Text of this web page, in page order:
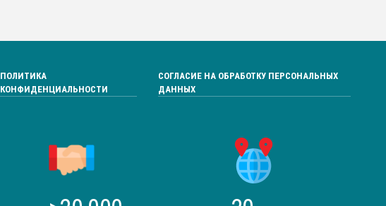
ПОЛИТИКА
КОНФИДЕНЦИАЛЬНОСТИ
СОГЛАСИЕ НА ОБРАБОТКУ ПЕРСОНАЛЬНЫХ
ДАННЫХ